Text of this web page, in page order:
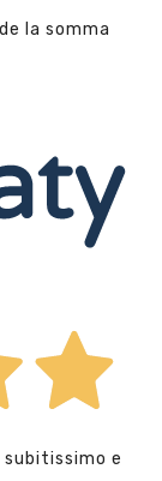
la somma
e